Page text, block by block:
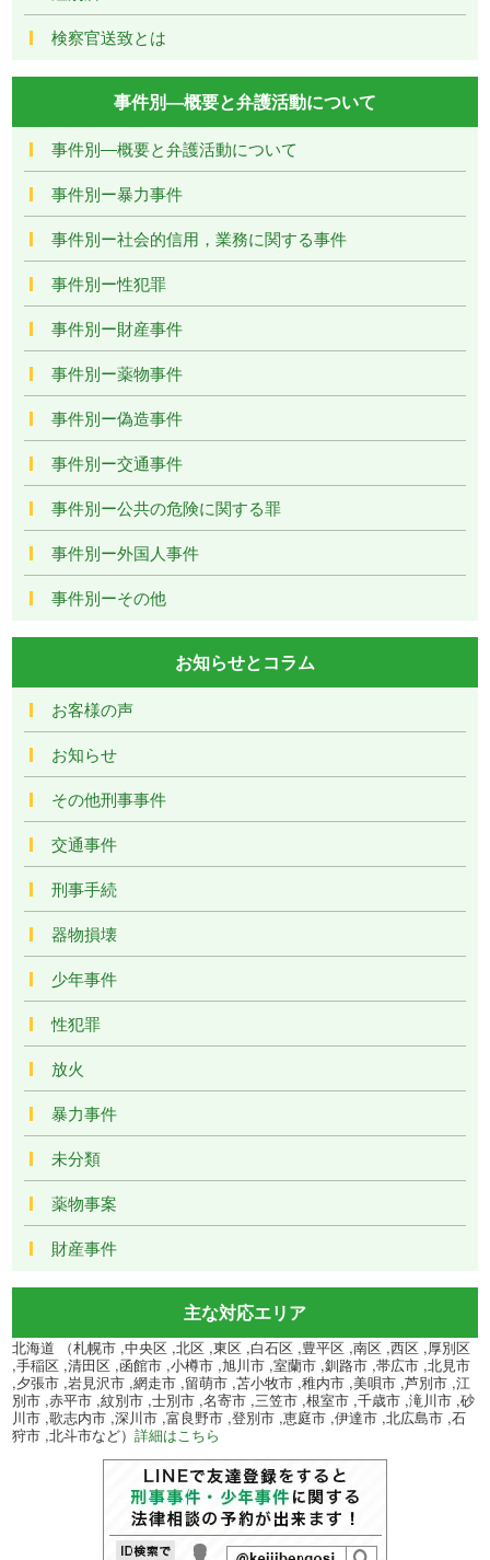
検察官送致とは
事件別―概要と弁護活動について
事件別―概要と弁護活動について
事件別ー暴力事件
事件別ー社会的信用，業務に関する事件
事件別ー性犯罪
事件別ー財産事件
事件別ー薬物事件
事件別ー偽造事件
事件別ー交通事件
事件別ー公共の危険に関する罪
事件別ー外国人事件
事件別ーその他
お知らせとコラム
お客様の声
お知らせ
その他刑事事件
交通事件
刑事手続
器物損壊
少年事件
性犯罪
放火
暴力事件
未分類
薬物事案
財産事件
主な対応エリア
北海道 （札幌市 ,中央区 ,北区 ,東区 ,白石区 ,豊平区 ,南区 ,西区 ,厚別区
,手稲区 ,清田区 ,函館市 ,小樽市 ,旭川市 ,室蘭市 ,釧路市 ,帯広市 ,北見市
,夕張市 ,岩見沢市 ,網走市 ,留萌市 ,苫小牧市 ,稚内市 ,美唄市 ,芦別市 ,江
別市 ,赤平市 ,紋別市 ,士別市 ,名寄市 ,三笠市 ,根室市 ,千歳市 ,滝川市 ,砂
川市 ,歌志内市 ,深川市 ,富良野市 ,登別市 ,恵庭市 ,伊達市 ,北広島市 ,石
狩市 ,北斗市など）詳細はこちら